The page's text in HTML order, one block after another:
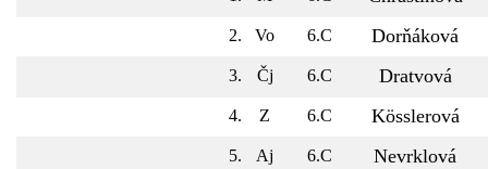
2. Vo 6.C Dorňáková
3. Čj 6.C Dratvová
4. Z 6.C Kösslerová
5. Aj 6.C Nevrklová